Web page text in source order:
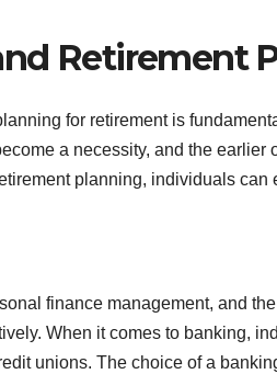
Retirement
for retirement is
a necessity, and the earlier
planning, individuals
finance management, and
When it comes to banking,
unions. The choice of a